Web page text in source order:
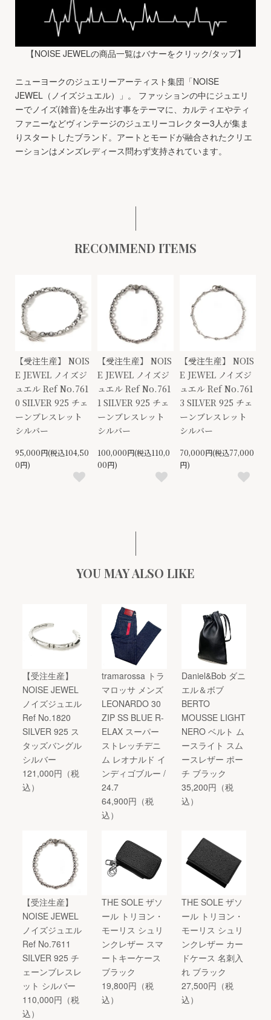
【NOISE JEWELの商品一覧はバナーをクリック/タップ】
ニューヨークのジュエリーアーティスト集団「NOISE
JEWEL（ノイズジュエル）」。 ファッションの中にジュエリ
ーでノイズ(雑音)を生み出す事をテーマに、カルティエやティ
ファニーなどヴィンテージのジュエリーコレクター3人が集ま
りスタートしたブランド。アートとモードが融合されたクリエ
ーションはメンズレディース問わず支持されています。
RECOMMEND ITEMS
【受注生産】 NOIS
E JEWEL ノイズジ
ュエル Ref No.761
0 SILVER 925 チェ
ーンブレスレット
シルバー
95,000円(税込104,50
0円)
【受注生産】 NOIS
E JEWEL ノイズジ
ュエル Ref No.761
1 SILVER 925 チェ
ーンブレスレット
シルバー
100,000円(税込110,0
00円)
【受注生産】 NOIS
E JEWEL ノイズジ
ュエル Ref No.761
3 SILVER 925 チェ
ーンブレスレット
シルバー
70,000円(税込77,000
円)
YOU MAY ALSO LIKE
【受注生産】
NOISE JEWEL
ノイズジュエル
Ref No.1820
SILVER 925 ス
タッズバングル
シルバー
121,000円（税
込）
tramarossa トラ
マロッサ メンズ
LEONARDO 30
ZIP SS BLUE R-
ELAX スーパー
ストレッチデニ
ム レオナルド イ
ンディゴブルー /
24.7
64,900円（税
込）
Daniel&Bob ダニ
エル＆ボブ
BERTO
MOUSSE LIGHT
NERO ベルト ム
ースライト スム
ースレザー ポー
チ ブラック
35,200円（税
込）
【受注生産】
NOISE JEWEL
ノイズジュエル
Ref No.7611
SILVER 925 チ
ェーンブレスレ
ット シルバー
110,000円（税
込）
THE SOLE ザソ
ール トリヨン・
モーリス シュリ
ンクレザー スマ
ートキーケース
ブラック
19,800円（税
込）
THE SOLE ザソ
ール トリヨン・
モーリス シュリ
ンクレザー カー
ドケース 名刺入
れ ブラック
27,500円（税
込）